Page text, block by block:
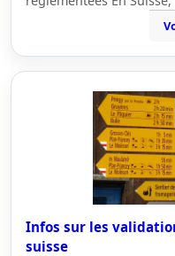
Infos sur les
suisse